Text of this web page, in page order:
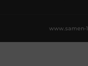
www.samen-